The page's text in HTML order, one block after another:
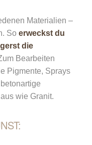
Materialien –
So erweckst du
die
Bearbeiten
Pigmente, Sprays
wie Granit.